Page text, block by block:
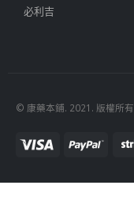
必利吉
© 康藥本鋪. 2021. 版權所有